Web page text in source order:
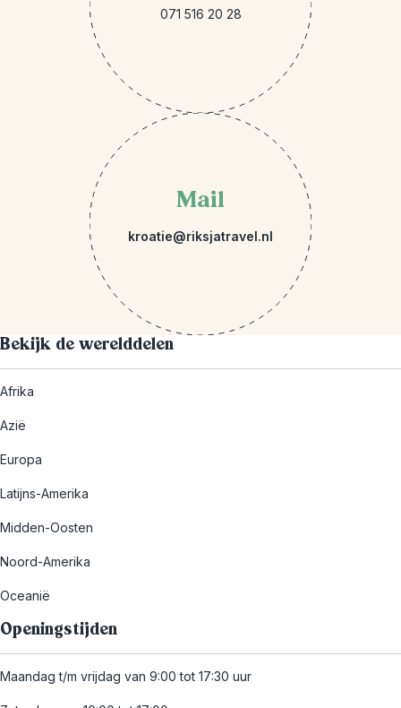
071 516 20 28
Mail
kroatie@riksjatravel.nl
Bekijk de werelddelen
Afrika
Azië
Europa
Latijns-Amerika
Midden-Oosten
Noord-Amerika
Oceanië
Openingstijden
Maandag t/m vrijdag van 9:00 tot 17:30 uur